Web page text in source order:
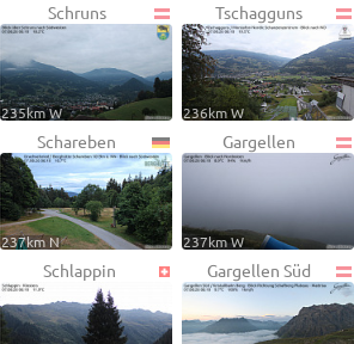
Schruns
235km W
Tschagguns
236km W
Schareben
237km N
Gargellen
237km W
Schlappin Gargellen Süd